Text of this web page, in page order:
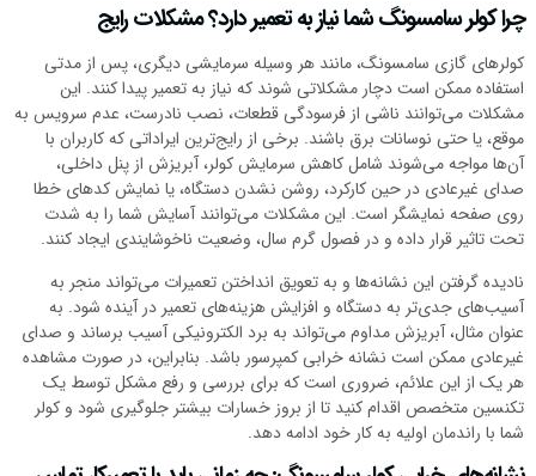
چرا کولر سامسونگ شما نیاز به تعمیر دارد؟ مشکلات رایج
کولرهای گازی سامسونگ، مانند هر وسیله سرمایشی دیگری، پس از مدتی
استفاده ممکن است دچار مشکلاتی شوند که نیاز به تعمیر پیدا کنند. این
مشکلات می‌توانند ناشی از فرسودگی قطعات، نصب نادرست، عدم سرویس به
موقع، یا حتی نوسانات برق باشند. برخی از رایج‌ترین ایراداتی که کاربران با
آن‌ها مواجه می‌شوند شامل کاهش سرمایش کولر، آبریزش از پنل داخلی،
صدای غیرعادی در حین کارکرد، روشن نشدن دستگاه، یا نمایش کدهای خطا
روی صفحه نمایشگر است. این مشکلات می‌توانند آسایش شما را به شدت
تحت تاثیر قرار داده و در فصول گرم سال، وضعیت ناخوشایندی ایجاد کنند.
نادیده گرفتن این نشانه‌ها و به تعویق انداختن تعمیرات می‌تواند منجر به
آسیب‌های جدی‌تر به دستگاه و افزایش هزینه‌های تعمیر در آینده شود. به
عنوان مثال، آبریزش مداوم می‌تواند به برد الکترونیکی آسیب برساند و صدای
غیرعادی ممکن است نشانه خرابی کمپرسور باشد. بنابراین، در صورت مشاهده
هر یک از این علائم، ضروری است که برای بررسی و رفع مشکل توسط یک
تکنسین متخصص اقدام کنید تا از بروز خسارات بیشتر جلوگیری شود و کولر
شما با راندمان اولیه به کار خود ادامه دهد.